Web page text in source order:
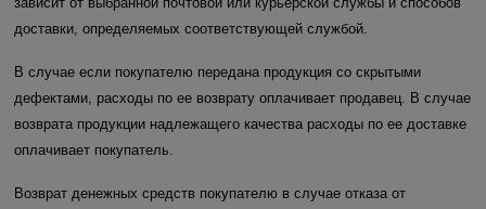
доставки, определяемых соответствующей службой.
В случае если покупателю передана продукция со скрытыми
дефектами, расходы по ее возврату оплачивает продавец. В случае
возврата продукции надлежащего качества расходы по ее доставке
оплачивает покупатель.
Возврат денежных средств покупателю в случае отказа от